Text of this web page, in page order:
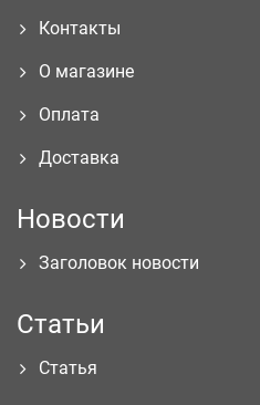
Контакты
О магазине
Оплата
Доставка
Новости
Заголовок новости
Статьи
Статья